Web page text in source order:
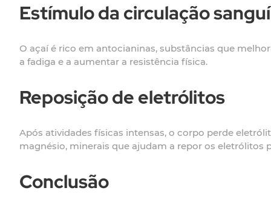
Estímulo da circulação
O açaí é rico em antocianinas, substâncias que
a fadiga e a aumentar a resistência física.
Reposição de eletrólitos
Após atividades físicas intensas, o corpo perde
magnésio, minerais que ajudam a repor os eletrólitos
Conclusão